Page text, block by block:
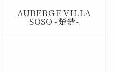
AUBERGE VILLA
SOSO -楚楚-